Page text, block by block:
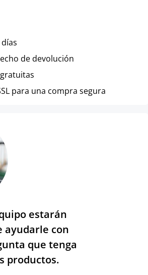
de devolución
para una compra segura
estarán
ayudarle con
que tenga
productos.